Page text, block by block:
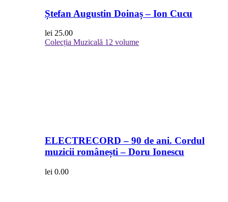
Ștefan Augustin Doinaș – Ion Cucu
lei 25.00
Colecția Muzicală 12 volume
ELECTRECORD – 90 de ani. Cordul
muzicii românești – Doru Ionescu
lei 0.00